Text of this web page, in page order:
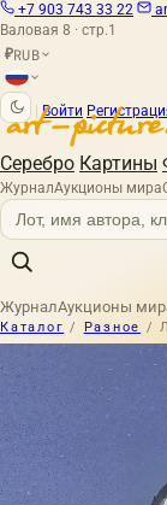
+7 903 743 33 22
Валовая 8 · стр.1
₽RUB
Войти
Серебро Картины
ЖурналАукционы мира
ЖурналАукционы
Каталог / Разное /